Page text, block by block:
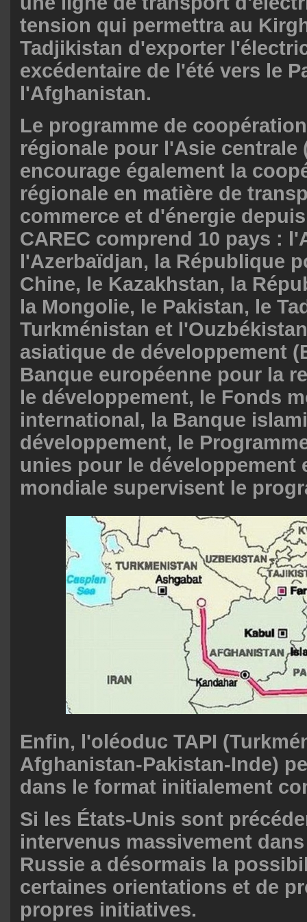
tension qui permettra au
Tadjikistan d'exporter
excédentaire de l'été vers le
l'Afghanistan.
Le programme de
régionale pour l'Asie centrale
encourage également la
régionale en matière de
commerce et d'énergie
CAREC comprend 10 pays :
l'Azerbaïdjan, la République
Chine, le Kazakhstan, la
la Mongolie, le Pakistan, le
Turkménistan et
asiatique de développement
Banque européenne pour la
le développement, le Fonds
international, la Banque
développement, le
unies pour le développement
mondiale supervisent le
Enfin, l'oléoduc TAPI
Afghanistan-Pakistan-Inde)
dans le format initialement
Si les États-Unis sont
intervenus massivement
Russie a désormais la
certaines orientations et de
propres initiatives.